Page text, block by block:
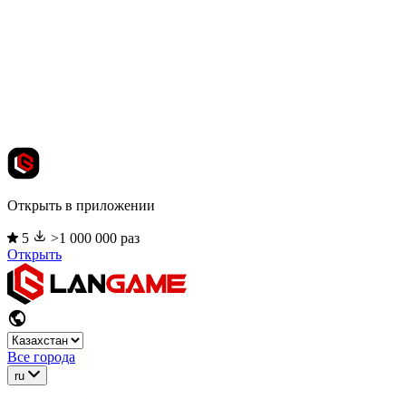
Открыть в приложении
5
>1 000 000 раз
Открыть
Все города
ru